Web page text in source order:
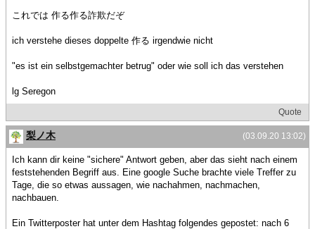
これでは 作る作る詐欺だぞ
ich verstehe dieses doppelte 作る irgendwie nicht
"es ist ein selbstgemachter betrug" oder wie soll ich das verstehen
lg Seregon
Quote
(03.09.20 13:02)
梨ノ木
Ich kann dir keine "sichere" Antwort geben, aber das sieht nach einem
feststehenden Begriff aus. Eine google Suche brachte viele Treffer zu
Tage, die so etwas aussagen, wie nachahmen, nachmachen,
nachbauen.
Ein Twitterposter hat unter dem Hashtag folgendes gepostet: nach 6